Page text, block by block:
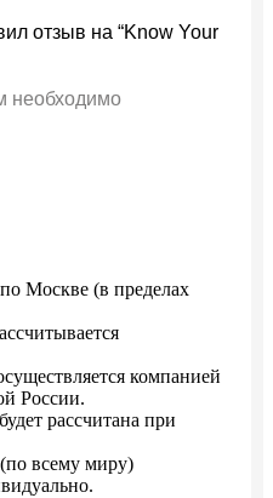
отзыв на “Know Your
необходимо
Москве (в пределах
компанией
России.
расcчитана при
всему миру)